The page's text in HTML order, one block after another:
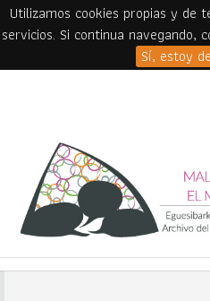
Utilizamos cookies propias y de
servicios. Si continua navegando,
Sí, estoy